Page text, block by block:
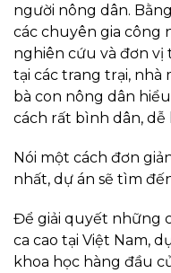
người nông dân.
các chuyên gia công
nghiên cứu và đơn vị
tại các trang trại, nhà
bà con nông dân
cách rất bình dân, dễ
Nói một cách đơn
nhất, dự án sẽ tìm
Để giải quyết những
ca cao tại Việt Nam,
khoa học hàng đầu